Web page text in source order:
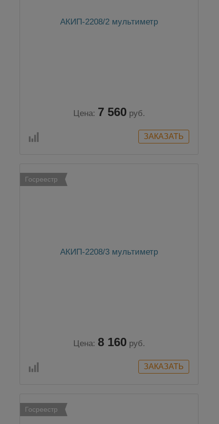
АКИП-2208/2 мультиметр
Цена: 7 560 руб.
Госреестр
АКИП-2208/3 мультиметр
Цена: 8 160 руб.
Госреестр